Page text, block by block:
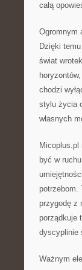
całą
Ogromnym
Dzięki
świat
chodzi
stylu życia
własnych
być w
potrzebom.
przygodę z
porządkuje
dyscyplinie
Ważnym